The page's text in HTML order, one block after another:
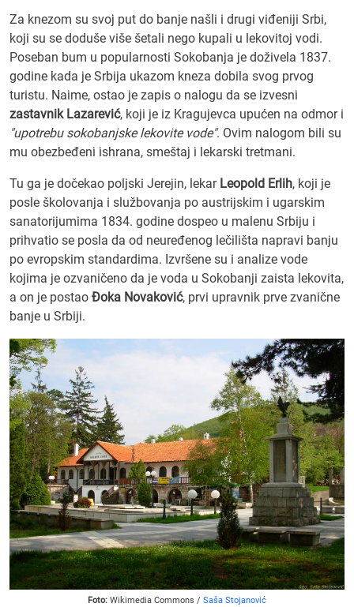
Za knezom su svoj put do banje našli i drugi viđeniji Srbi,
koji su se doduše više šetali nego kupali u lekovitoj vodi.
Poseban bum u popularnosti Sokobanja je doživela 1837.
godine kada je Srbija ukazom kneza dobila svog prvog
turistu. Naime, ostao je zapis o nalogu da se izvesni
zastavnik Lazarević, koji je iz Kragujevca upućen na odmor i
"upotrebu sokobanjske lekovite vode". Ovim nalogom bili su
mu obezbeđeni ishrana, smeštaj i lekarski tretmani.
Tu ga je dočekao poljski Jerejin, lekar Leopold Erlih, koji je
posle školovanja i službovanja po austrijskim i ugarskim
sanatorijumima 1834. godine dospeo u malenu Srbiju i
prihvatio se posla da od neuređenog lečilišta napravi banju
po evropskim standardima. Izvršene su i analize vode
kojima je ozvaničeno da je voda u Sokobanji zaista lekovita,
a on je postao Đoka Novaković, prvi upravnik prve zvanične
banje u Srbiji.
Foto: Wikimedia Commons / Saša Stojanović